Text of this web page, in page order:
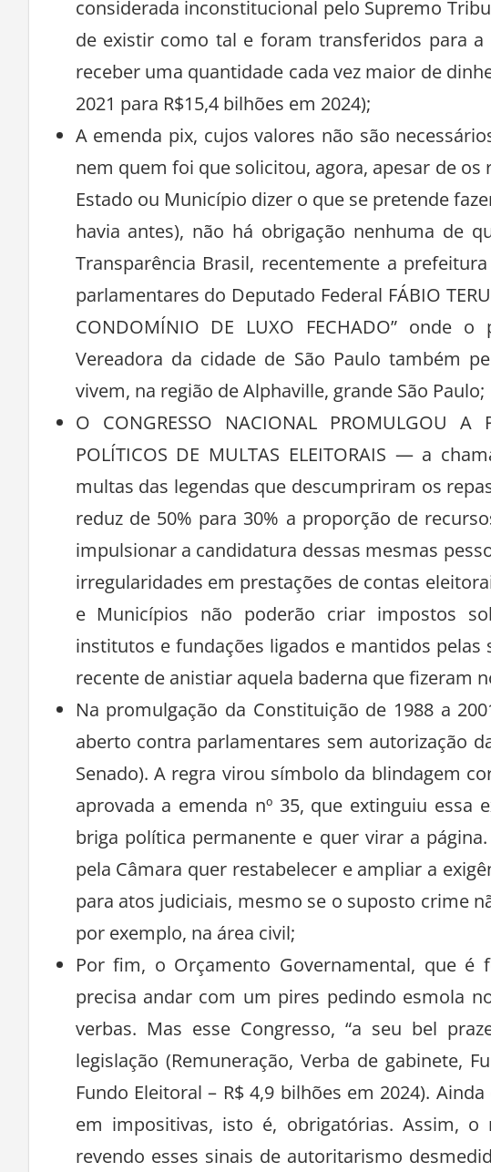
considerada inconstitucional pelo Supremo
de existir como tal e foram transferidos para a
receber uma quantidade cada vez maior de
2021 para R$15,4 bilhões em 2024);
A emenda pix, cujos valores não são
nem quem foi que solicitou, agora, apesar de
Estado ou Município dizer o que se pretende
havia antes), não há obrigação nenhuma de
Transparência Brasil, recentemente a
parlamentares do Deputado Federal FÁBIO
CONDOMÍNIO DE LUXO FECHADO” onde
Vereadora da cidade de São Paulo também
vivem, na região de Alphaville, grande São Paulo;
O CONGRESSO NACIONAL PROMULGOU A
POLÍTICOS DE MULTAS ELEITORAIS — a
multas das legendas que descumpriram os
reduz de 50% para 30% a proporção de
impulsionar a candidatura dessas mesmas
irregularidades em prestações de contas
e Municípios não poderão criar impostos
institutos e fundações ligados e mantidos
recente de anistiar aquela baderna que fizeram
Na promulgação da Constituição de 1988 a
aberto contra parlamentares sem autorização
Senado). A regra virou símbolo da blindagem
aprovada a emenda nº 35, que extinguiu essa
briga política permanente e quer virar a página.
pela Câmara quer restabelecer e ampliar a
para atos judiciais, mesmo se o suposto crime
por exemplo, na área civil;
Por fim, o Orçamento Governamental, que
precisa andar com um pires pedindo esmola
verbas. Mas esse Congresso, “a seu bel
legislação (Remuneração, Verba de gabinete,
Fundo Eleitoral – R$ 4,9 bilhões em 2024).
em impositivas, isto é, obrigatórias. Assim,
revendo esses sinais de autoritarismo